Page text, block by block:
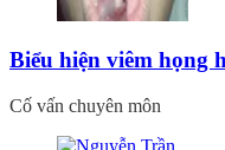
Biểu hiện viêm họng
Cố vấn chuyên môn